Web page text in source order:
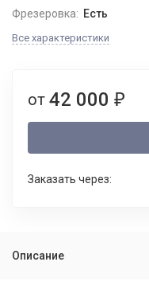
Фрезеровка: Есть
Все характеристики
от 42 000 ₽
Заказать через:
Описание